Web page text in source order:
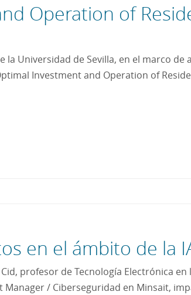
Operation of
la Universidad de Sevilla, en el marco
Investment and Operation of
en el ámbito de la
profesor de Tecnología Electrónica
Manager / Ciberseguridad en Minsait,